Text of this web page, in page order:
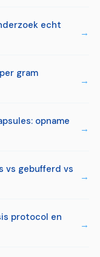
echt
gram
opname
vs gebufferd vs
protocol en